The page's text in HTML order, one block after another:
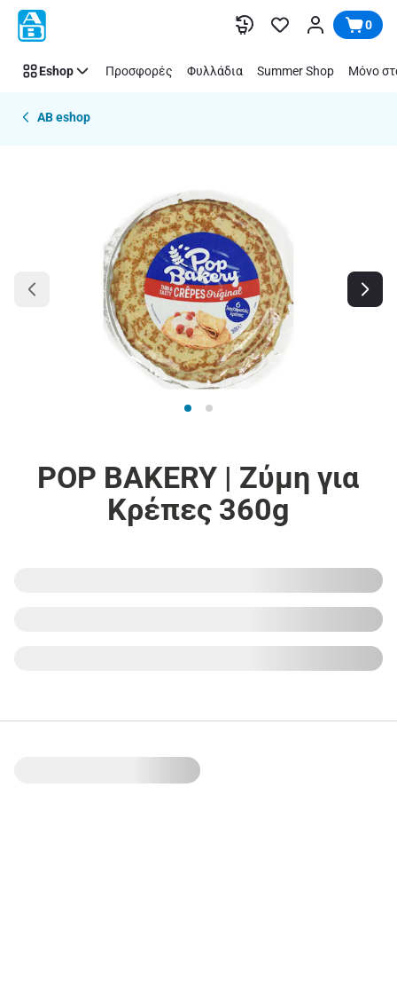
Παράλειψη 0
Eshop Προσφορές Φυλλάδια Summer Shop Μόνο
AB eshop
POP BAKERY | Ζύμη για
Κρέπες 360g